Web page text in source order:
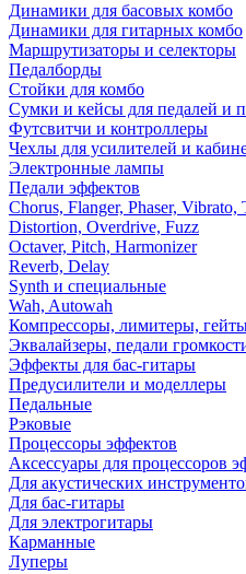
Динамики для басовых комбо
Динамики для гитарных комбо
Маршрутизаторы и селекторы
Педалборды
Стойки для комбо
Сумки и кейсы для педалей и
Футсвитчи и контроллеры
Чехлы для усилителей и
Электронные лампы
Педали эффектов
Chorus, Flanger, Phaser, Vibrato,
Distortion, Overdrive, Fuzz
Octaver, Pitch, Harmonizer
Reverb, Delay
Synth и специальные
Wah, Autowah
Компрессоры, лимитеры,
Эквалайзеры, педали
Эффекты для бас-гитары
Предусилители и моделлеры
Педальные
Рэковые
Процессоры эффектов
Аксессуары для процессоров
Для акустических
Для бас-гитары
Для электрогитары
Карманные
Луперы